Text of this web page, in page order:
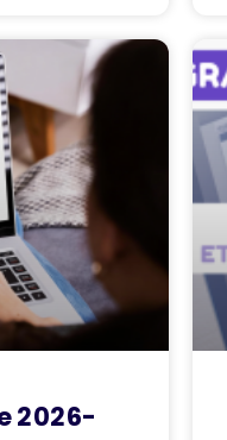
2026-